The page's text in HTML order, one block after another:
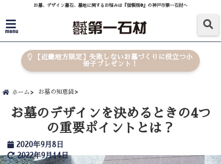
お墓、デザイン墓石、墓地に関するお悩みは『信頼棺®』の神戸市第一石材へ
menu
【近畿地方限定】失敗しないお墓づくりに役立つ小
冊子プレゼント！
ホーム お墓の知恵袋
お墓のデザインを決めるときの4つ
の重要ポイントとは？
2020年9月8日
2022年9月14日